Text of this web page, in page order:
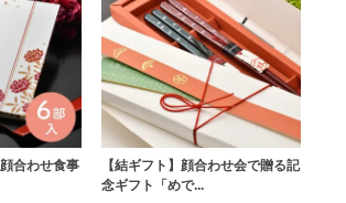
合わせ食事
【結ギフト】顔合わせ会で贈る記
念ギフト「めで...